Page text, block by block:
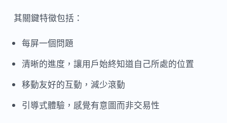
其關鍵特徵包括：
每屏一個問題
清晰的進度，讓用戶始終知道自己所處的位置
移動友好的互動，減少滾動
引導式體驗，感覺有意圖而非交易性